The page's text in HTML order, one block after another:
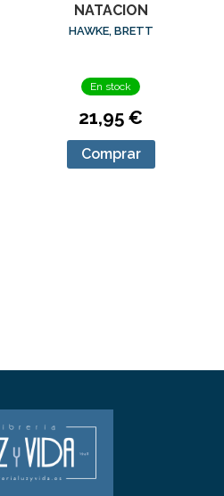
NATACION
HAWKE, BRETT
En stock
21,95 €
Comprar